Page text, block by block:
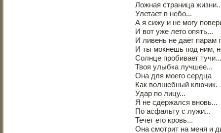
Ложная страница
Улетает в небо...
А я сижу и не могу
И вот уже лето опять...
И ливень не дает парам
И ты мокнешь под ним,
Солнце пробивает тучи...
Твоя улыбка лучшее...
Она для моего сердца
Как волшебный ключик.
Удар по лицу...
Я не сдержался вновь...
По асфальту с лужи...
Течет его кровь...
Она смотрит на меня и